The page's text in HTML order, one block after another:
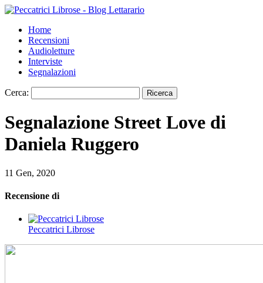
Home
Recensioni
Audioletture
Interviste
Segnalazioni
Cerca:
Segnalazione Street Love di
Daniela Ruggero
11 Gen, 2020
Recensione di
Peccatrici Librose